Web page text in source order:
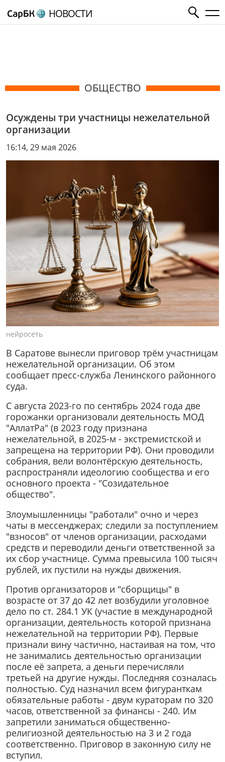
НОВОСТИ
ОБЩЕСТВО
Осуждены три участницы нежелательной
организации
16:14, 29 мая 2026
нейросеть
В Саратове вынесли приговор трём участницам
нежелательной организации. Об этом
сообщает пресс-служба Ленинского районного
суда.
С августа 2023-го по сентябрь 2024 года две
горожанки организовали деятельность МОД
"АллатРа" (в 2023 году признана
нежелательной, в 2025-м - экстремистской и
запрещена на территории РФ). Они проводили
собрания, вели волонтёрскую деятельность,
распространяли идеологию сообщества и его
основного проекта - "Созидательное
общество".
Злоумышленницы "работали" очно и через
чаты в мессенджерах; следили за поступлением
"взносов" от членов организации, расходами
средств и переводили деньги ответственной за
их сбор участнице. Сумма превысила 100 тысяч
рублей, их пустили на нужды движения.
Против организаторов и "сборщицы" в
возрасте от 37 до 42 лет возбудили уголовное
дело по ст. 284.1 УК (участие в международной
организации, деятельность которой признана
нежелательной на территории РФ). Первые
признали вину частично, настаивая на том, что
не занимались деятельностью организации
после её запрета, а деньги перечисляли
третьей на другие нужды. Последняя созналась
полностью. Суд назначил всем фигуранткам
обязательные работы - двум кураторам по 320
часов, ответственной за финансы - 240. Им
запретили заниматься общественно-
религиозной деятельностью на 3 и 2 года
соответственно. Приговор в законную силу не
вступил.